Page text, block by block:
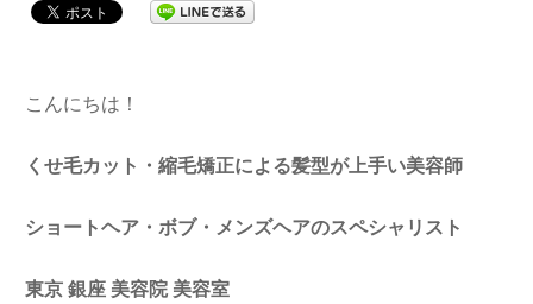
こんにちは！
くせ毛カット・縮毛矯正による髪型が上手い美容師
ショートヘア・ボブ・メンズヘアのスペシャリスト
東京 銀座 美容院 美容室